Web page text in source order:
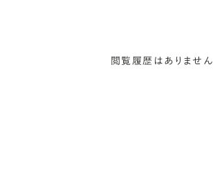
閲覧履歴はありません